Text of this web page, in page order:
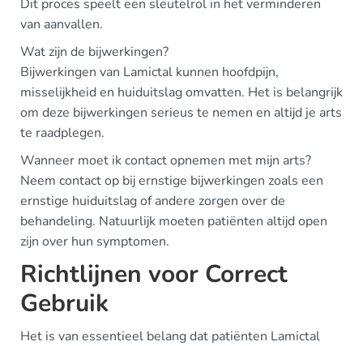
Dit proces speelt een sleutelrol in het verminderen
van aanvallen.
Wat zijn de bijwerkingen?
Bijwerkingen van Lamictal kunnen hoofdpijn,
misselijkheid en huiduitslag omvatten. Het is belangrijk
om deze bijwerkingen serieus te nemen en altijd je arts
te raadplegen.
Wanneer moet ik contact opnemen met mijn arts?
Neem contact op bij ernstige bijwerkingen zoals een
ernstige huiduitslag of andere zorgen over de
behandeling. Natuurlijk moeten patiënten altijd open
zijn over hun symptomen.
Richtlijnen voor Correct
Gebruik
Het is van essentieel belang dat patiënten Lamictal